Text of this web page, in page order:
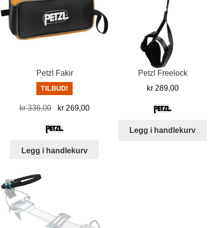
Petzl Fakir
TILBUD!
kr336,00
Opprinnelig
var:
kr 269,00Nåværende
Legg i handlekurv
Petzl Freelock
kr289,00
Legg i handlekurv